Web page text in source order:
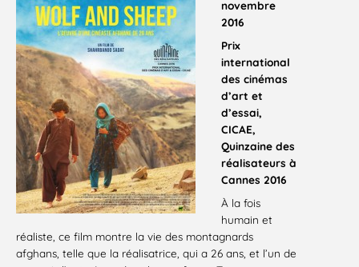
novembre
2016
Prix
international
des cinémas
d’art et
d’essai,
CICAE,
Quinzaine des
réalisateurs à
Cannes 2016
À la fois
humain et
réaliste, ce film montre la vie des montagnards
afghans, telle que la réalisatrice, qui a 26 ans, et l’un de